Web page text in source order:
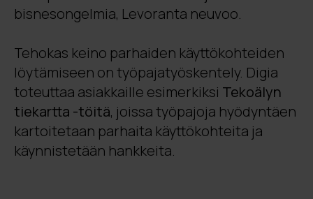
bisnesongelmia, Levoranta neuvoo.
Tehokas keino parhaiden käyttökohteiden
löytämiseen on työpajatyöskentely. Digia
toteuttaa asiakkaille esimerkiksi Tekoälyn
tiekartta -töitä, joissa työpajoja hyödyntäen
kartoitetaan parhaita käyttökohteita ja
käynnistetään hankkeita.